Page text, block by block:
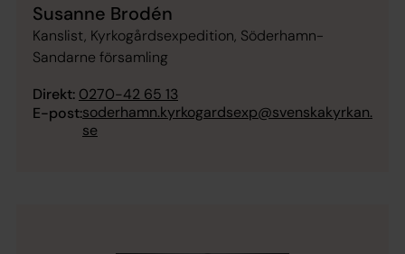
Susanne Brodén
Kanslist, Kyrkogårdsexpedition, Söderhamn-
Sandarne församling
Direkt: 0270-42 65 13
E-post:soderhamn.kyrkogardsexp@svenskakyrkan.
se